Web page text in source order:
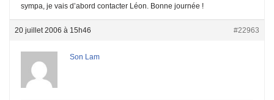
sympa, je vais d’abord contacter Léon. Bonne journée !
20 juillet 2006 à 15h46 #22963
Son Lam